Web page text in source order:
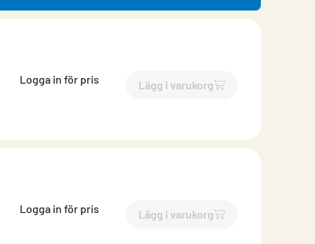
Logga in för pris Lägg i varukorg
`$Lägg till
Logga in för pris Lägg i varukorg
`$Lägg till